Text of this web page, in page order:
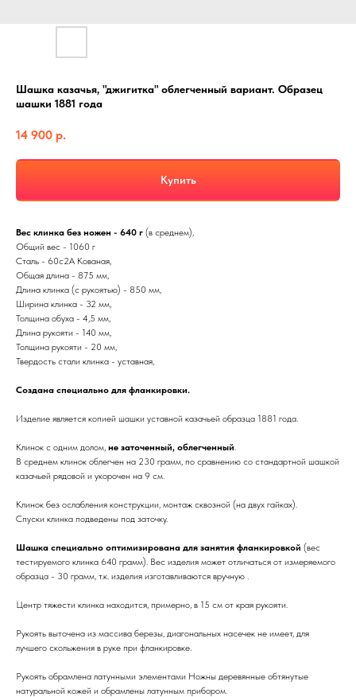
Шашка казачья, "джигитка" облегченный вариант. Образец
шашки 1881 года
14 900 р.
Купить
Вес клинка без ножен - 640 г (в среднем),
Общий вес - 1060 г
Сталь - 60с2А Кованая,
Общая длина - 875 мм,
Длина клинка (с рукоятью) - 850 мм,
Ширина клинка - 32 мм,
Толщина обуха - 4,5 мм,
Длина рукояти - 140 мм,
Толщина рукояти - 20 мм,
Твердость стали клинка - уставная,
Cоздана специально для фланкировки.
Изделие является копией шашки уставной казачьей образца 1881 года.
Клинок с одним долом, не заточенный, облегченный.
В среднем клинок облегчен на 230 грамм, по сравнению со стандартной шашкой
казачьей рядовой и укорочен на 9 см.
Клинок без ослабления конструкции, монтаж сквозной (на двух гайках).
Спуски клинка подведены под заточку.
Шашка специально оптимизирована для занятия фланкировкой (вес
тестируемого клинка 640 грамм). Вес изделия может отличаться от измеряемого
образца - 30 грамм, т.к. изделия изготавливаются вручную .
Центр тяжести клинка находится, примерно, в 15 см от края рукояти.
Рукоять выточена из массива березы, диагональных насечек не имеет, для
лучшего скольжения в руке при фланкировке.
Рукоять обрамлена латунными элементами Ножны деревянные обтянутые
натуральной кожей и обрамлены латунным прибором.